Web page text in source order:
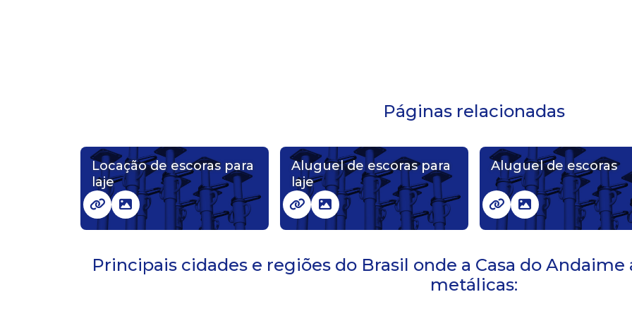
Páginas relacionadas
Locação de escoras para
laje
Aluguel de escoras para
laje
Aluguel de escoras
Principais cidades e regiões do Brasil onde a Casa do
metálicas: